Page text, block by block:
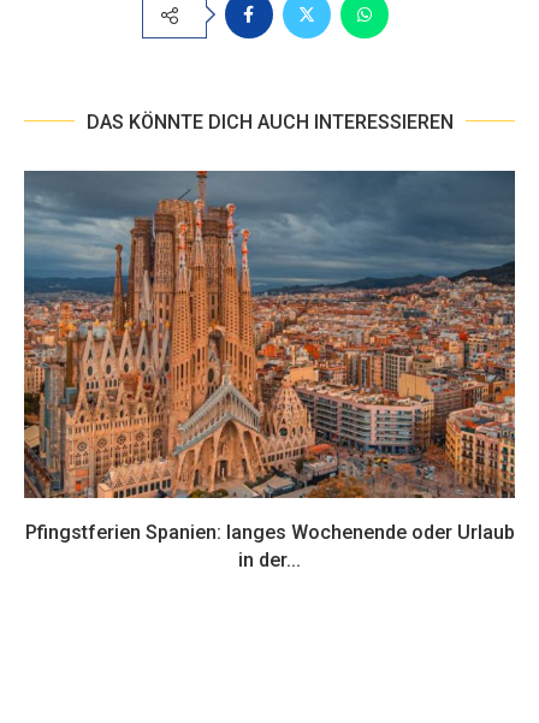
DAS KÖNNTE DICH AUCH INTERESSIEREN
Pfingstferien Spanien: langes Wochenende oder Urlaub
in der...